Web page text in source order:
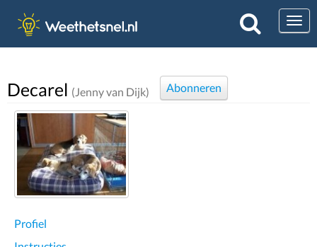
Decarel (Jenny van Dijk) Abonneren
Profiel